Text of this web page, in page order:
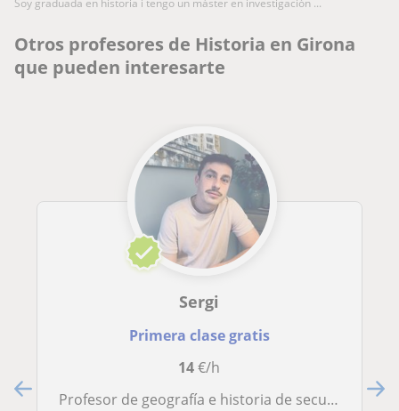
soy graduada en historia i tengo un máster en investigación ...
Otros profesores de Historia en Girona
que pueden interesarte
Sergi
Primera clase gratis
14€/h
Profesor de geografía e historia de secundaria/primaria, me adapto a todas las edades y a todas las materias de ciencias sociales